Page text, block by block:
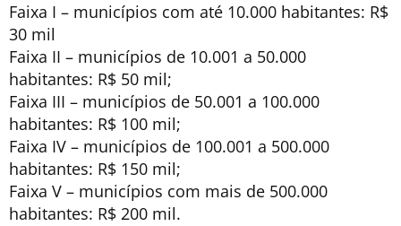
Faixa I – municípios com até 10.000 habitantes: R$
30 mil
Faixa II – municípios de 10.001 a 50.000
habitantes: R$ 50 mil;
Faixa III – municípios de 50.001 a 100.000
habitantes: R$ 100 mil;
Faixa IV – municípios de 100.001 a 500.000
habitantes: R$ 150 mil;
Faixa V – municípios com mais de 500.000
habitantes: R$ 200 mil.